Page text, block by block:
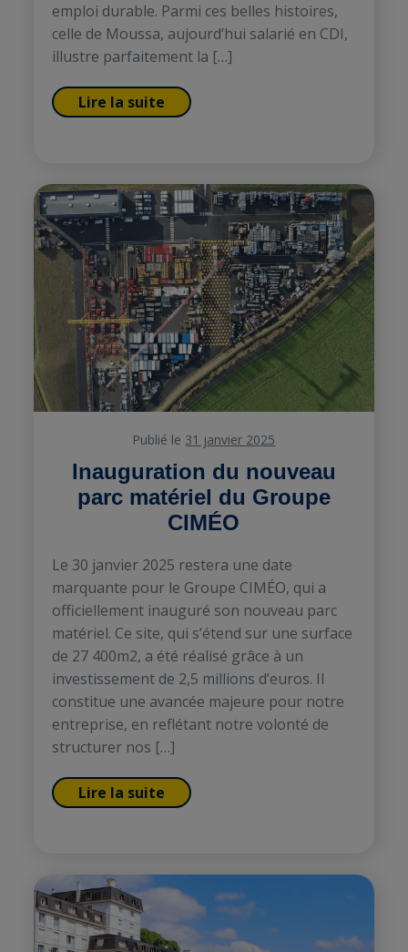
emploi durable. Parmi ces belles histoires,
celle de Moussa, aujourd’hui salarié en CDI,
illustre parfaitement la […]
Lire la suite
Inauguration du nouveau
parc matériel du Groupe
CIMÉO
Publié le 31 janvier 2025
Le 30 janvier 2025 restera une date
marquante pour le Groupe CIMÉO, qui a
officiellement inauguré son nouveau parc
matériel. Ce site, qui s’étend sur une surface
de 27 400m2, a été réalisé grâce à un
investissement de 2,5 millions d’euros. Il
constitue une avancée majeure pour notre
entreprise, en reflétant notre volonté de
structurer nos […]
Lire la suite